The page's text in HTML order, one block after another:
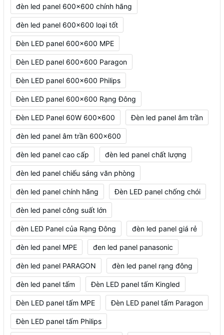
đèn led panel 600x600 chính hãng
đèn led panel 600x600 loại tốt
Đèn LED panel 600x600 MPE
Đèn LED panel 600x600 Paragon
Đèn LED panel 600x600 Philips
Đèn LED panel 600x600 Rạng Đông
Đèn LED Panel 60W 600x600 Đèn led panel âm trần
đèn led panel âm trần 600x600
đèn led panel cao cấp đèn led panel chất lượng
đèn led panel chiếu sáng văn phòng
đèn led panel chính hãng Đèn LED panel chống chói
đèn led panel công suất lớn
đèn LED Panel của Rạng Đông đèn led panel giá rẻ
đèn led panel MPE đen led panel panasonic
đèn led panel PARAGON đèn led panel rạng đông
đèn led panel tấm Đèn LED panel tấm Kingled
Đèn LED panel tấm MPE Đèn LED panel tấm Paragon
Đèn LED panel tấm Philips